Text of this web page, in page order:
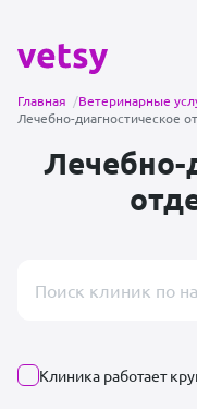
Главная /Ветеринарные
Лечебно-диагностическое
Лечебно-
Клиника работает